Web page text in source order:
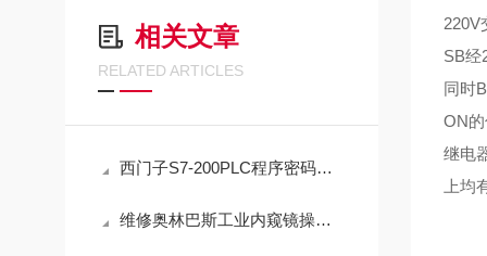
相关文章
RELATED ARTICLES
西门子S7-200PLC程序密码忘记解密/无损破解方法
维修奥林巴斯工业内窥镜操纵杆旋转角度不到位
220V
SB经
同时
ON
继电
上